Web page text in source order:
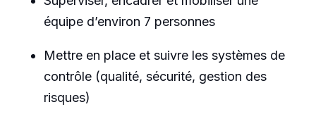
équipe d’environ 7 personnes
Mettre en place et suivre les systèmes de
contrôle (qualité, sécurité, gestion des
risques)